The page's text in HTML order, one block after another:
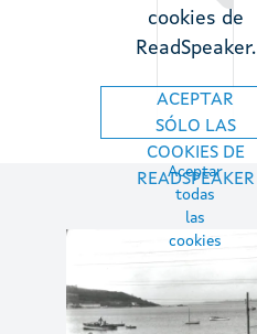
cookies de
ReadSpeaker.
ACEPTAR
SÓLO LAS
COOKIES DE
READSPEAKER
Aceptar
todas
las
cookies